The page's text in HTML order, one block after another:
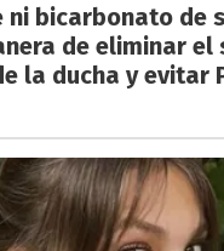
ni bicarbonato de
de eliminar
la ducha y evitar